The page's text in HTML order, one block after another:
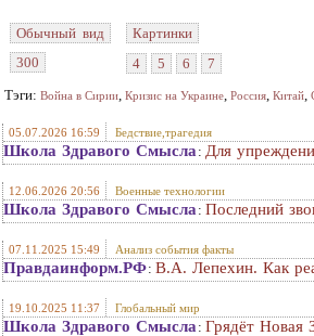
Обычный вид
300
Картинки
4
5 6
7
Тэги: Война в Сирии, Кризис на Украине, Россия, Китай,
05.07.2026 16:59 Бедствие,трагедия
Школа Здравого Смысла : Для
12.06.2026 20:56 Военные технологии
Школа Здравого Смысла : Последний
07.11.2025 15:49 Анализ события факты
Правдаинформ.РФ: В.А. Лепехин. Как
19.10.2025 11:37 Глобальный мир
Школа Здравого Смысла : Грядёт Новая